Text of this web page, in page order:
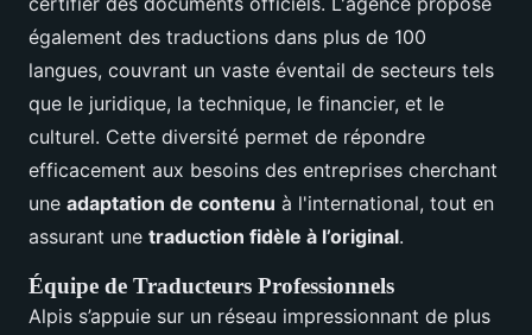
également des traductions dans plus de 100
langues, couvrant un vaste éventail de secteurs tels
que le juridique, la technique, le financier, et le
culturel. Cette diversité permet de répondre
efficacement aux besoins des entreprises cherchant
une adaptation de contenu à l'international, tout en
assurant une traduction fidèle à l’original.
Équipe de Traducteurs Professionnels
Alpis s’appuie sur un réseau impressionnant de plus